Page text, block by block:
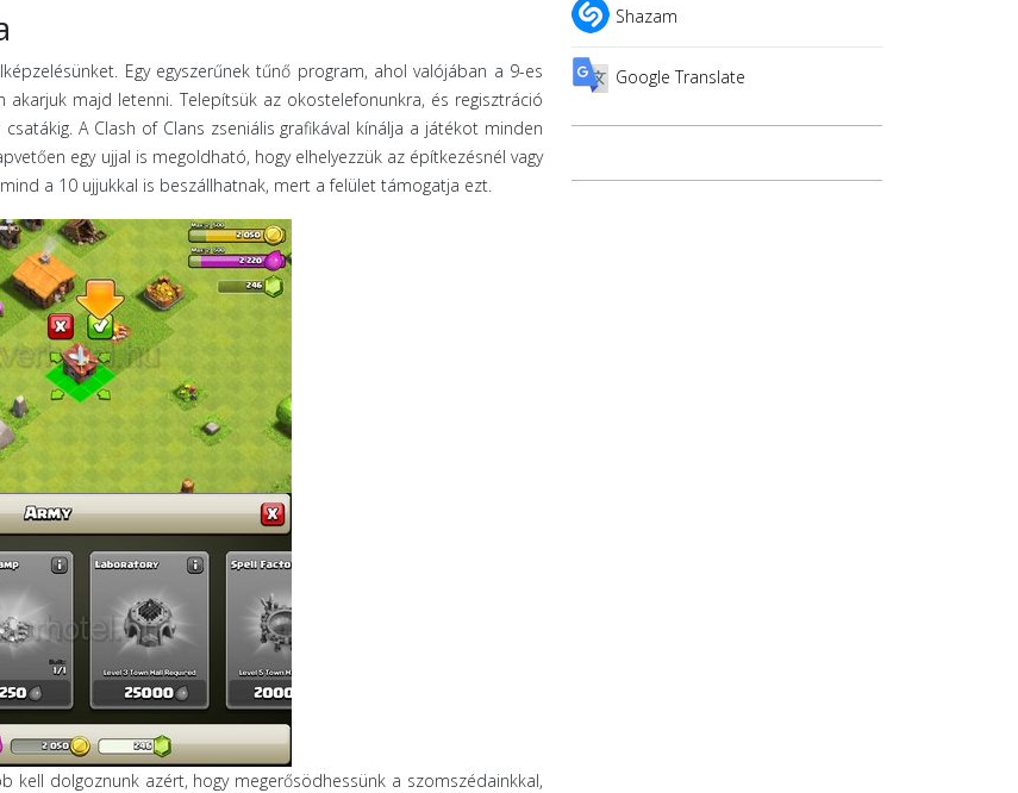
Egy egyszerűnek tűnő program, ahol valójában a 9-es
majd letenni. Telepítsük az okostelefonunkra, és regisztráció
A Clash of Clans zseniális grafikával kínálja a játékot minden
egy ujjal is megoldható, hogy elhelyezzük az építkezésnél vagy
a 10 ujjukkal is beszállhatnak, mert a felület támogatja ezt.
dolgoznunk azért, hogy megerősödhessünk a szomszédainkkal,
Shazam
Google Translate